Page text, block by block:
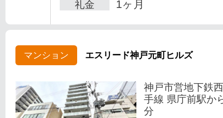
礼金 1ヶ月
マンション エスリード神戸元町ヒルズ
神戸市営地下鉄
手線 県庁前駅か
分